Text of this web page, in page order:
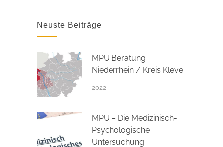
Neuste Beiträge
MPU Beratung
Niederrhein / Kreis Kleve
2022
MPU – Die Medizinisch-
Psychologische
Untersuchung